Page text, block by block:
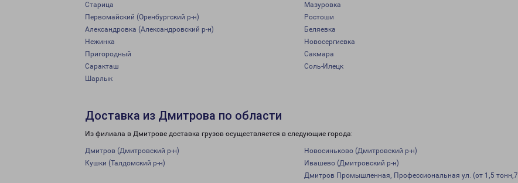
Старица
Мазуровка
Первомайский (Оренбургский р-н)
Ростоши
Александровка (Александровский р-н)
Беляевка
Нежинка
Новосергиевка
Пригородный
Сакмара
Саракташ
Соль-Илецк
Шарлык
Доставка из Дмитрова по области
Из филиала в Дмитрове доставка грузов осуществляется в следующие города:
Дмитров (Дмитровский р-н) Новосиньково (Дмитровский р-н)
Кушки (Талдомский р-н)
Ивашево (Дмитровский р-н)
Дмитров Промышленная, Профессиональная ул. (от 1,5 тонн,7